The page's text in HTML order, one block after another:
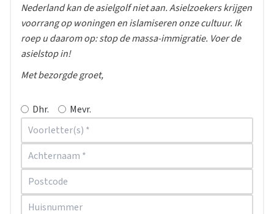
Nederland kan de asielgolf niet aan. Asielzoekers krijgen
voorrang op woningen en islamiseren onze cultuur. Ik
roep u daarom op: stop de massa-immigratie. Voer de
asielstop in!
Met bezorgde groet,
Dhr. Mevr.